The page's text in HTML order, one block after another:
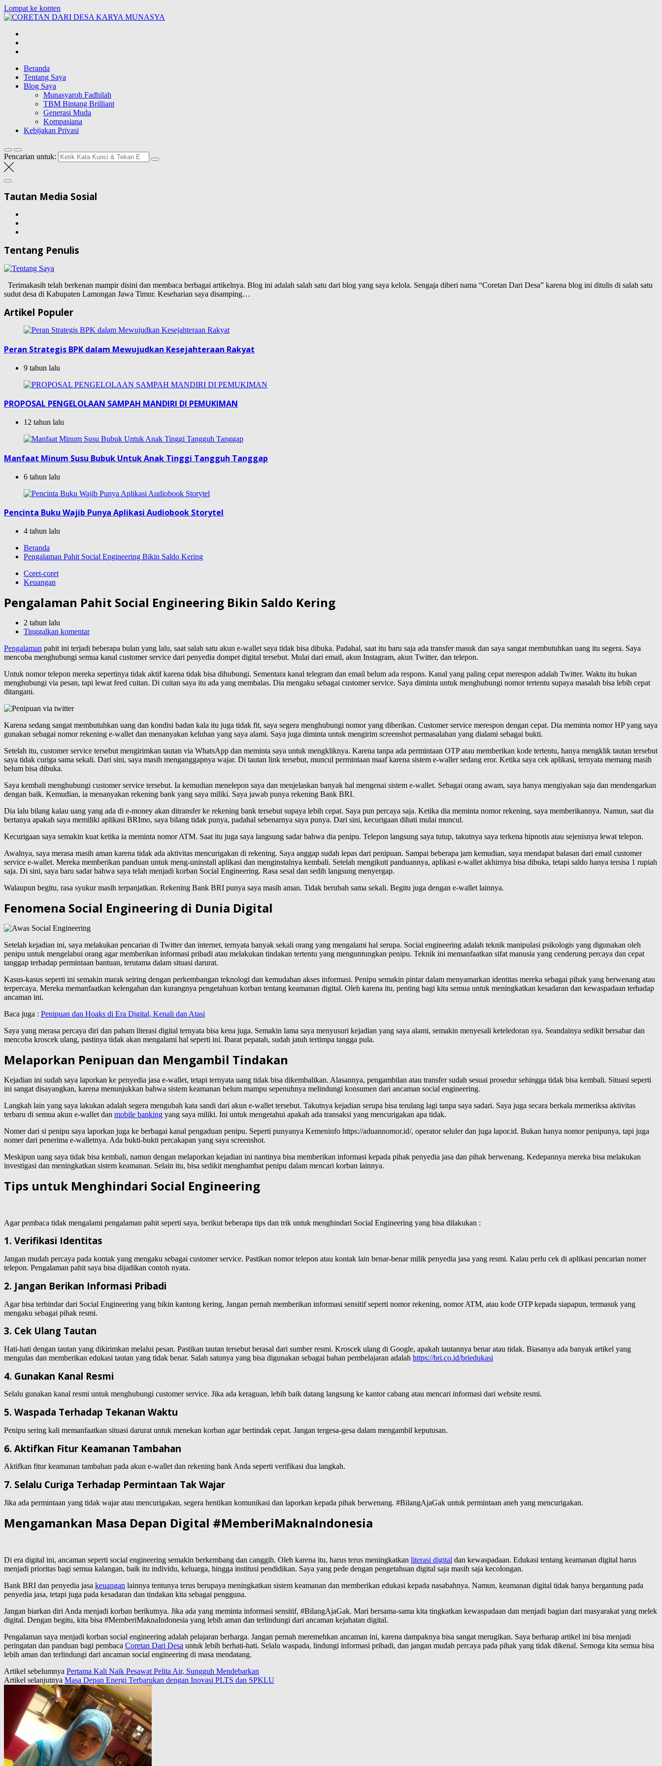
Lompat ke konten
Blog Wong Ndeso yang ingin berbagi berbagai hal di sekitarnya
Beranda
Tentang Saya
Blog Saya
Munasyaroh Fadhilah
TBM Bintang Brilliant
Generasi Muda
Kompasiana
Kebijakan Privasi
Pencarian untuk:
Tautan Media Sosial
Tentang Penulis
Terimakasih telah berkenan mampir disini dan membaca berbagai artikelnya. Blog ini adalah salah satu dari blog yang saya kelola. Sengaja diberi nama “Coretan Dari Desa” karena blog ini ditulis di salah satu
sudut desa di Kabupaten Lamongan Jawa Timur. Keseharian saya disamping…
Artikel Populer
Peran Strategis BPK dalam Mewujudkan Kesejahteraan Rakyat
9 tahun lalu
PROPOSAL PENGELOLAAN SAMPAH MANDIRI DI PEMUKIMAN
12 tahun lalu
Manfaat Minum Susu Bubuk Untuk Anak Tinggi Tangguh Tanggap
6 tahun lalu
Pencinta Buku Wajib Punya Aplikasi Audiobook Storytel
4 tahun lalu
Beranda
Pengalaman Pahit Social Engineering Bikin Saldo Kering
Coret-coret
Keuangan
Pengalaman Pahit Social Engineering Bikin Saldo Kering
2 tahun lalu
Tinggalkan komentar
Pengalaman pahit ini terjadi beberapa bulan yang lalu, saat salah satu akun e-wallet saya tidak bisa dibuka. Padahal, saat itu baru saja ada transfer masuk dan saya sangat membutuhkan uang itu segera. Saya
mencoba menghubungi semua kanal customer service dari penyedia dompet digital tersebut. Mulai dari email, akun Instagram, akun Twitter, dan telepon.
Untuk nomor telepon mereka sepertinya tidak aktif karena tidak bisa dihubungi. Sementara kanal telegram dan email belum ada respons. Kanal yang paling cepat merespon adalah Twitter. Waktu itu bukan
menghubungi via pesan, tapi lewat feed cuitan. Di cuitan saya itu ada yang membalas. Dia mengaku sebagai customer service. Saya diminta untuk menghubungi nomor tertentu supaya masalah bisa lebih cepat
ditangani.
Karena sedang sangat membutuhkan uang dan kondisi badan kala itu juga tidak fit, saya segera menghubungi nomor yang diberikan. Customer service merespon dengan cepat. Dia meminta nomor HP yang saya
gunakan sebagai nomor rekening e-wallet dan menanyakan keluhan yang saya alami. Saya juga diminta untuk mengirim screenshot permasalahan yang dialami sebagai bukti.
Setelah itu, customer service tersebut mengirimkan tautan via WhatsApp dan meminta saya untuk mengkliknya. Karena tanpa ada permintaan OTP atau memberikan kode tertentu, hanya mengklik tautan tersebut
saya tidak curiga sama sekali. Dari sini, saya masih menganggapnya wajar. Di tautan link tersebut, muncul permintaan maaf karena sistem e-waller sedang eror. Ketika saya cek aplikasi, ternyata memang masih
belum bisa dibuka.
Saya kembali menghubungi customer service tersebut. Ia kemudian menelepon saya dan menjelaskan banyak hal mengenai sistem e-wallet. Sebagai orang awam, saya hanya mengiyakan saja dan mendengarkan
dengan baik. Kemudian, ia menanyakan rekening bank yang saya miliki. Saya jawab punya rekening Bank BRI.
Dia lalu bilang kalau uang yang ada di e-money akan ditransfer ke rekening bank tersebut supaya lebih cepat. Saya pun percaya saja. Ketika dia meminta nomor rekening, saya memberikannya. Namun, saat dia
bertanya apakah saya memiliki aplikasi BRImo, saya bilang tidak punya, padahal sebenarnya saya punya. Dari sini, kecurigaan dihati mulai muncul.
Kecurigaan saya semakin kuat ketika ia meminta nomor ATM. Saat itu juga saya langsung sadar bahwa dia penipu. Telepon langsung saya tutup, takutnya saya terkena hipnotis atau sejenisnya lewat telepon.
Awalnya, saya merasa masih aman karena tidak ada aktivitas mencurigakan di rekening. Saya anggap sudah lepas dari penipuan. Sampai beberapa jam kemudian, saya mendapat balasan dari email customer
service e-wallet. Mereka memberikan panduan untuk meng-uninstall aplikasi dan menginstalnya kembali. Setelah mengikuti panduannya, aplikasi e-wallet akhirnya bisa dibuka, tetapi saldo hanya tersisa 1 rupiah
saja. Di sini, saya baru sadar bahwa saya telah menjadi korban Social Engineering. Rasa sesal dan sedih langsung menyergap.
Walaupun begitu, rasa syukur masih terpanjatkan. Rekening Bank BRI punya saya masih aman. Tidak berubah sama sekali. Begitu juga dengan e-wallet lainnya.
Fenomena Social Engineering di Dunia Digital
Setelah kejadian ini, saya melakukan pencarian di Twitter dan internet, ternyata banyak sekali orang yang mengalami hal serupa. Social engineering adalah teknik manipulasi psikologis yang digunakan oleh
penipu untuk mengelabui orang agar memberikan informasi pribadi atau melakukan tindakan tertentu yang menguntungkan penipu. Teknik ini memanfaatkan sifat manusia yang cenderung percaya dan cepat
tanggap terhadap permintaan bantuan, terutama dalam situasi darurat.
Kasus-kasus seperti ini semakin marak seiring dengan perkembangan teknologi dan kemudahan akses informasi. Penipu semakin pintar dalam menyamarkan identitas mereka sebagai pihak yang berwenang atau
terpercaya. Mereka memanfaatkan kelengahan dan kurangnya pengetahuan korban tentang keamanan digital. Oleh karena itu, penting bagi kita semua untuk meningkatkan kesadaran dan kewaspadaan terhadap
ancaman ini.
Baca juga : Penipuan dan Hoaks di Era Digital, Kenali dan Atasi
Saya yang merasa percaya diri dan paham literasi digital ternyata bisa kena juga. Semakin lama saya menyusuri kejadian yang saya alami, semakin menyesali keteledoran sya. Seandainya sedikit bersabar dan
mencoba kroscek ulang, pastinya tidak akan mengalami hal seperti ini. Ibarat pepatah, sudah jatuh tertimpa tangga pula.
Melaporkan Penipuan dan Mengambil Tindakan
Kejadian ini sudah saya laporkan ke penyedia jasa e-wallet, tetapi ternyata uang tidak bisa dikembalikan. Alasannya, pengambilan atau transfer sudah sesuai prosedur sehingga tidak bisa kembali. Situasi seperti
ini sangat disayangkan, karena menunjukkan bahwa sistem keamanan belum mampu sepenuhnya melindungi konsumen dari ancaman social engineering.
Langkah lain yang saya lakukan adalah segera mengubah kata sandi dari akun e-wallet tersebut. Takutnya kejadian serupa bisa terulang lagi tanpa saya sadari. Saya juga secara berkala memeriksa aktivitas
terbaru di semua akun e-wallet dan mobile banking yang saya miliki. Ini untuk mengetahui apakah ada transaksi yang mencurigakan apa tidak.
Nomer dari si penipu saya laporkan juga ke berbagai kanal pengaduan penipu. Seperti punyanya Kemeninfo https://aduannomor.id/, operator seluler dan juga lapor.id. Bukan hanya nomor penipunya, tapi juga
nomer dari penerima e-walletnya. Ada bukti-bukti percakapan yang saya screenshot.
Meskipun uang saya tidak bisa kembali, namun dengan melaporkan kejadian ini nantinya bisa memberikan informasi kepada pihak penyedia jasa dan pihak berwenang. Kedepannya mereka bisa melakukan
investigasi dan meningkatkan sistem keamanan. Selain itu, bisa sedikit menghambat penipu dalam mencari korban lainnya.
Tips untuk Menghindari Social Engineering
Agar pembaca tidak mengalami pengalaman pahit seperti saya, berikut beberapa tips dan trik untuk menghindari Social Engineering yang bisa dilakukan :
1. Verifikasi Identitas
Jangan mudah percaya pada kontak yang mengaku sebagai customer service. Pastikan nomor telepon atau kontak lain benar-benar milik penyedia jasa yang resmi. Kalau perlu cek di aplikasi pencarian nomer
telepon. Pengalaman pahit saya bisa dijadikan contoh nyata.
2. Jangan Berikan Informasi Pribadi
Agar bisa terhindar dari Social Engineering yang bikin kantong kering, Jangan pernah memberikan informasi sensitif seperti nomor rekening, nomor ATM, atau kode OTP kepada siapapun, termasuk yang
mengaku sebagai pihak resmi.
3. Cek Ulang Tautan
Hati-hati dengan tautan yang dikirimkan melalui pesan. Pastikan tautan tersebut berasal dari sumber resmi. Kroscek ulang di Google, apakah tautannya benar atau tidak. Biasanya ada banyak artikel yang
mengulas dan memberikan edukasi tautan yang tidak benar. Salah satunya yang bisa digunakan sebagai bahan pembelajaran adalah https://bri.co.id/briedukasi
4. Gunakan Kanal Resmi
Selalu gunakan kanal resmi untuk menghubungi customer service. Jika ada keraguan, lebih baik datang langsung ke kantor cabang atau mencari informasi dari website resmi.
5. Waspada Terhadap Tekanan Waktu
Penipu sering kali memanfaatkan situasi darurat untuk menekan korban agar bertindak cepat. Jangan tergesa-gesa dalam mengambil keputusan.
6. Aktifkan Fitur Keamanan Tambahan
Aktifkan fitur keamanan tambahan pada akun e-wallet dan rekening bank Anda seperti verifikasi dua langkah.
7. Selalu Curiga Terhadap Permintaan Tak Wajar
Jika ada permintaan yang tidak wajar atau mencurigakan, segera hentikan komunikasi dan laporkan kepada pihak berwenang. #BilangAjaGak untuk permintaan aneh yang mencurigakan.
Mengamankan Masa Depan Digital #MemberiMaknaIndonesia
Di era digital ini, ancaman seperti social engineering semakin berkembang dan canggih. Oleh karena itu, harus terus meningkatkan literasi digital dan kewaspadaan. Edukasi tentang keamanan digital harus
menjadi prioritas bagi semua kalangan, baik itu individu, keluarga, hingga institusi pendidikan. Saya yang pede dengan pengetahuan digital saja masih saja kecolongan.
Bank BRI dan penyedia jasa keuangan lainnya tentunya terus berupaya meningkatkan sistem keamanan dan memberikan edukasi kepada nasabahnya. Namun, keamanan digital tidak hanya bergantung pada
penyedia jasa, tetapi juga pada kesadaran dan tindakan kita sebagai pengguna.
Jangan biarkan diri Anda menjadi korban berikutnya. Jika ada yang meminta informasi sensitif, #BilangAjaGak. Mari bersama-sama kita tingkatkan kewaspadaan dan menjadi bagian dari masyarakat yang melek
digital. Dengan begitu, kita bisa #MemberiMaknaIndonesia yang lebih aman dan terlindungi dari ancaman kejahatan digital.
Pengalaman saya menjadi korban social engineering adalah pelajaran berharga. Jangan pernah meremehkan ancaman ini, karena dampaknya bisa sangat merugikan. Saya berharap artikel ini bisa menjadi
peringatan dan panduan bagi pembaca Coretan Dari Desa untuk lebih berhati-hati. Selalu waspada, lindungi informasi pribadi, dan jangan mudah percaya pada pihak yang tidak dikenal. Semoga kita semua bisa
lebih aman dan terlindungi dari ancaman social engineering di masa mendatang.
Artikel sebelumnya Pertama Kali Naik Pesawat Pelita Air, Sungguh Mendebarkan
Artikel selanjutnya Masa Depan Energi Terbarukan dengan Inovasi PLTS dan SPKLU